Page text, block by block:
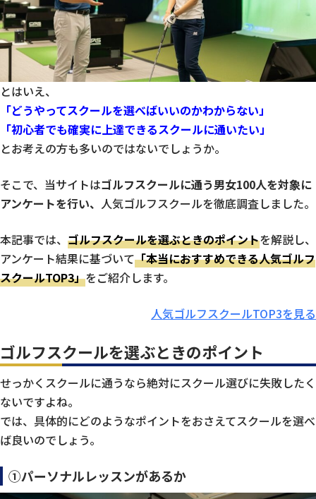
とはいえ、
「どうやってスクールを選べばいいのかわからない」
「初心者でも確実に上達できるスクールに通いたい」
とお考えの方も多いのではないでしょうか。
そこで、当サイトはゴルフスクールに通う男女100人を対象に
アンケートを行い、 人気ゴルフスクールを徹底調査しました。
本記事では、 ゴルフスクールを選ぶときのポイントを解説し、
アンケート結果に基づいて「本当におすすめできる人気ゴルフ
スクールTOP3」をご紹介します。
人気ゴルフスクールTOP3を見る
ゴルフスクールを選ぶときのポイント
せっかくスクールに通うなら絶対にスクール選びに失敗したく
ないですよね。
では、具体的にどのようなポイントをおさえてスクールを選べ
ば良いのでしょう。
①パーソナルレッスンがあるか